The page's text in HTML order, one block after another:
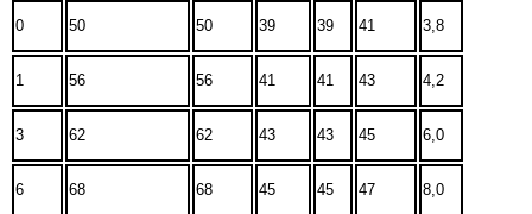
0 50 50 39 39 41 3,8
1 56 56 41 41 43 4,2
3 62 62 43 43 45 6,0
6 68 68 45 45 47 8,0